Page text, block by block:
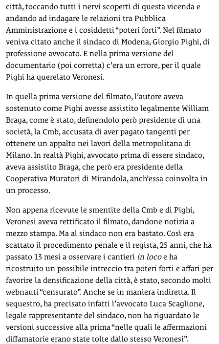
città, toccando tutti i nervi scoperti di questa vicenda e
andando ad indagare le relazioni tra Pubblica
Amministrazione e i cosiddetti “poteri forti”. Nel filmato
veniva citato anche il sindaco di Modena, Giorgio Pighi, di
professione avvocato. E nella prima versione del
documentario (poi corretta) c’era un errore, per il quale
Pighi ha querelato Veronesi.
In quella prima versione del filmato, l’autore aveva
sostenuto come Pighi avesse assistito legalmente William
Braga, come è stato, definendolo però presidente di una
società, la Cmb, accusata di aver pagato tangenti per
ottenere un appalto nei lavori della metropolitana di
Milano. In realtà Pighi, avvocato prima di essere sindaco,
aveva assistito Braga, che però era presidente della
Cooperativa Muratori di Mirandola, anch’essa coinvolta in
un processo.
Non appena ricevute le smentite della Cmb e di Pighi,
Veronesi aveva rettificato il filmato, dandone notizia a
mezzo stampa. Ma al sindaco non era bastato. Così era
scattato il procedimento penale e il regista, 25 anni, che ha
passato 13 mesi a osservare i cantieri in locoe ha
ricostruito un possibile intreccio tra poteri forti e affari per
favorire la densificazione della città, è stato, secondo molti
webnauti “censurato”. Anche se in maniera indiretta. Il
sequestro, ha precisato infatti l’avvocato Luca Scaglione,
legale rappresentante del sindaco, non ha riguardato le
versioni successive alla prima “nelle quali le affermazioni
diffamatorie erano state tolte dallo stesso Veronesi”.